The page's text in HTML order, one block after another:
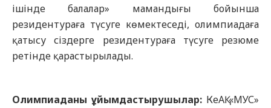
ішінде балалар» мамандығы бойынша
резидентураға түсуге көмектеседі, олимпиадаға
қатысу сіздерге резидентураға түсуге резюме
ретінде қарастырылады.
Олимпиаданы ұйымдастырушылар: КеАҚ «МУС»